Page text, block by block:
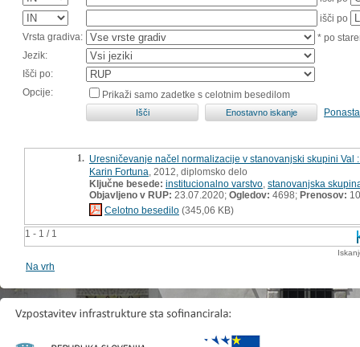
išči po
Vrsta gradiva:
* po
Jezik:
Išči po:
Opcije:
Prikaži samo zadetke s celotnim besedilom
1 - 1 / 1
1. Uresničevanje načel normalizacije v stanovanjski skupini Val
Karin Fortuna , 2012, diplomsko delo
Ključne besede: institucionalno varstvo stanovanjska
Objavljeno v RUP: 23.07.2020; Ogledov: 4698; Prenosov:
Celotno besedilo (345,06 KB)
Na vrh